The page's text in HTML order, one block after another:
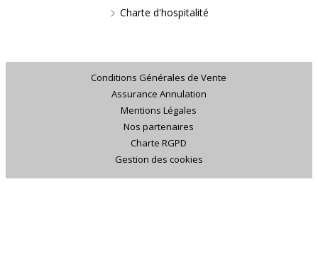
Charte d'hospitalité
Conditions Générales de Vente
Assurance Annulation
Mentions Légales
Nos partenaires
Charte RGPD
Gestion des cookies